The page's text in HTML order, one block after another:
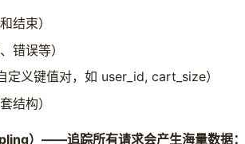
结束）
错误等）
义键值对，如 user_id, cart_size）
结构）
）——追踪所有请求会产生海量数据：